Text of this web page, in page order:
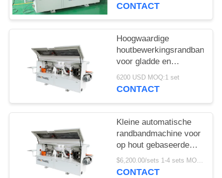
CONTACT
Hoogwaardige
voor gladde en
nauwkeurige
randbanden
6200 USD MOQ:1 set
CONTACT
Kleine automatische
randbandmachine voor
op hout gebaseerde
panelen in
bouwmaterialenwinkels
$6,200.00/sets 1-4 sets MOQ:1 set
CONTACT